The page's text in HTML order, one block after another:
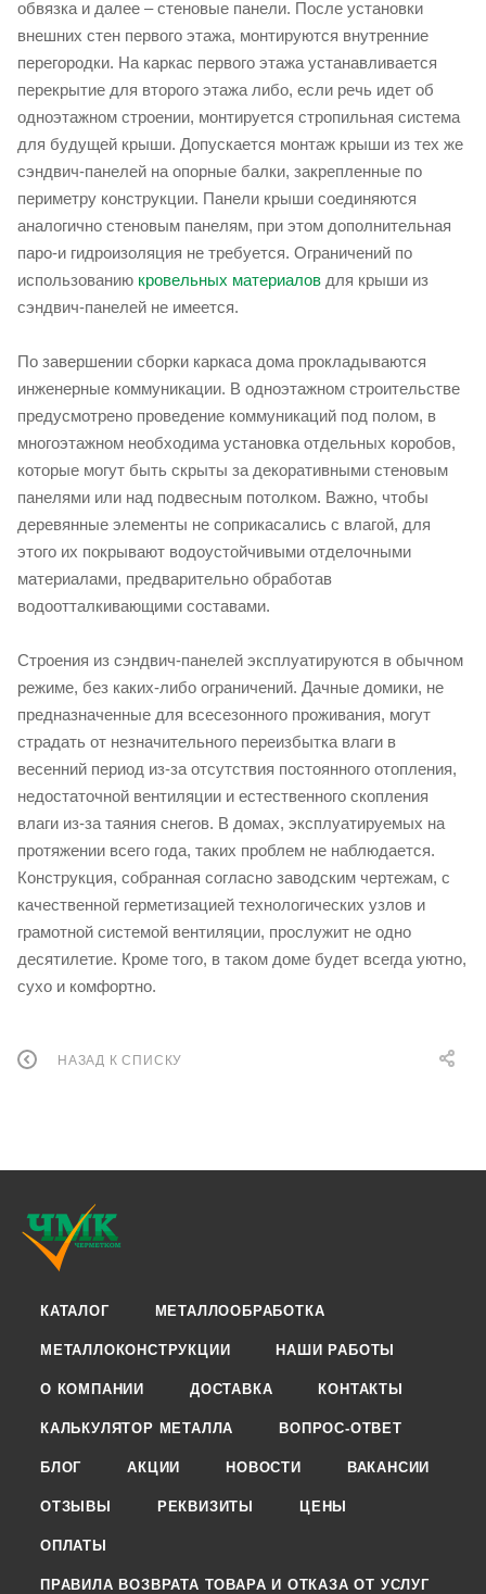
обвязка и далее – стеновые панели. После установки
внешних стен первого этажа, монтируются внутренние
перегородки. На каркас первого этажа устанавливается
перекрытие для второго этажа либо, если речь идет об
одноэтажном строении, монтируется стропильная система
для будущей крыши. Допускается монтаж крыши из тех же
сэндвич-панелей на опорные балки, закрепленные по
периметру конструкции. Панели крыши соединяются
аналогично стеновым панелям, при этом дополнительная
паро-и гидроизоляция не требуется. Ограничений по
использованию кровельных материалов для крыши из
сэндвич-панелей не имеется.
По завершении сборки каркаса дома прокладываются
инженерные коммуникации. В одноэтажном строительстве
предусмотрено проведение коммуникаций под полом, в
многоэтажном необходима установка отдельных коробов,
которые могут быть скрыты за декоративными стеновым
панелями или над подвесным потолком. Важно, чтобы
деревянные элементы не соприкасались с влагой, для
этого их покрывают водоустойчивыми отделочными
материалами, предварительно обработав
водоотталкивающими составами.
Строения из сэндвич-панелей эксплуатируются в обычном
режиме, без каких-либо ограничений. Дачные домики, не
предназначенные для всесезонного проживания, могут
страдать от незначительного переизбытка влаги в
весенний период из-за отсутствия постоянного отопления,
недостаточной вентиляции и естественного скопления
влаги из-за таяния снегов. В домах, эксплуатируемых на
протяжении всего года, таких проблем не наблюдается.
Конструкция, собранная согласно заводским чертежам, с
качественной герметизацией технологических узлов и
грамотной системой вентиляции, прослужит не одно
десятилетие. Кроме того, в таком доме будет всегда уютно,
сухо и комфортно.
НАЗАД К СПИСКУ
КАТАЛОГ МЕТАЛЛООБРАБОТКА
МЕТАЛЛОКОНСТРУКЦИИ НАШИ РАБОТЫ
О КОМПАНИИ ДОСТАВКА КОНТАКТЫ
КАЛЬКУЛЯТОР МЕТАЛЛА ВОПРОС-ОТВЕТ
БЛОГ АКЦИИ НОВОСТИ ВАКАНСИИ
ОТЗЫВЫ РЕКВИЗИТЫ ЦЕНЫ
ОПЛАТЫ
ПРАВИЛА ВОЗВРАТА ТОВАРА И ОТКАЗА ОТ УСЛУГ